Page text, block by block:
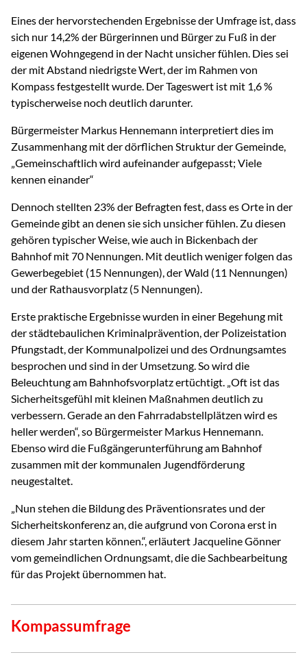
Eines der hervorstechenden Ergebnisse der Umfrage ist, dass
sich nur 14,2% der Bürgerinnen und Bürger zu Fuß in der
eigenen Wohngegend in der Nacht unsicher fühlen. Dies sei
der mit Abstand niedrigste Wert, der im Rahmen von
Kompass festgestellt wurde. Der Tageswert ist mit 1,6 %
typischerweise noch deutlich darunter.
Bürgermeister Markus Hennemann interpretiert dies im
Zusammenhang mit der dörflichen Struktur der Gemeinde,
„Gemeinschaftlich wird aufeinander aufgepasst; Viele
kennen einander“
Dennoch stellten 23% der Befragten fest, dass es Orte in der
Gemeinde gibt an denen sie sich unsicher fühlen. Zu diesen
gehören typischer Weise, wie auch in Bickenbach der
Bahnhof mit 70 Nennungen. Mit deutlich weniger folgen das
Gewerbegebiet (15 Nennungen), der Wald (11 Nennungen)
und der Rathausvorplatz (5 Nennungen).
Erste praktische Ergebnisse wurden in einer Begehung mit
der städtebaulichen Kriminalprävention, der Polizeistation
Pfungstadt, der Kommunalpolizei und des Ordnungsamtes
besprochen und sind in der Umsetzung. So wird die
Beleuchtung am Bahnhofsvorplatz ertüchtigt. „Oft ist das
Sicherheitsgefühl mit kleinen Maßnahmen deutlich zu
verbessern. Gerade an den Fahrradabstellplätzen wird es
heller werden“, so Bürgermeister Markus Hennemann.
Ebenso wird die Fußgängerunterführung am Bahnhof
zusammen mit der kommunalen Jugendförderung
neugestaltet.
„Nun stehen die Bildung des Präventionsrates und der
Sicherheitskonferenz an, die aufgrund von Corona erst in
diesem Jahr starten können.“, erläutert Jacqueline Gönner
vom gemeindlichen Ordnungsamt, die die Sachbearbeitung
für das Projekt übernommen hat.
Kompassumfrage